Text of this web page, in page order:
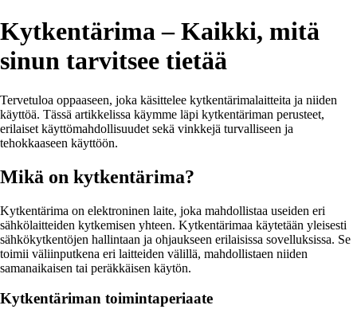
Kytkentärima – Kaikki, mitä
sinun tarvitsee tietää
Tervetuloa oppaaseen, joka käsittelee kytkentärimalaitteita ja niiden
käyttöä. Tässä artikkelissa käymme läpi kytkentäriman perusteet,
erilaiset käyttömahdollisuudet sekä vinkkejä turvalliseen ja
tehokkaaseen käyttöön.
Mikä on kytkentärima?
Kytkentärima on elektroninen laite, joka mahdollistaa useiden eri
sähkölaitteiden kytkemisen yhteen. Kytkentärimaa käytetään yleisesti
sähkökytkentöjen hallintaan ja ohjaukseen erilaisissa sovelluksissa. Se
toimii väliinputkena eri laitteiden välillä, mahdollistaen niiden
samanaikaisen tai peräkkäisen käytön.
Kytkentäriman toimintaperiaate